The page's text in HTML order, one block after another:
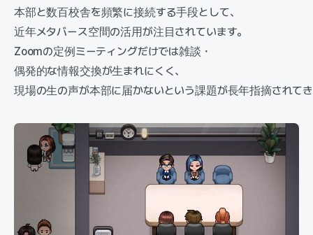
本部と数百校舎を頻繁に接続する手段として、
近年メタバース空間の活用が注目されています。
Zoomの定例ミーティングだけでは雑談・
偶発的な情報交換が生まれにくく、
現場の生の声が本部に届かないという課題が長年指摘されて